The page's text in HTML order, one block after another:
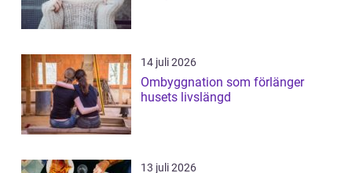
14 juli 2026
Ombyggnation som förlänger
husets livslängd
13 juli 2026